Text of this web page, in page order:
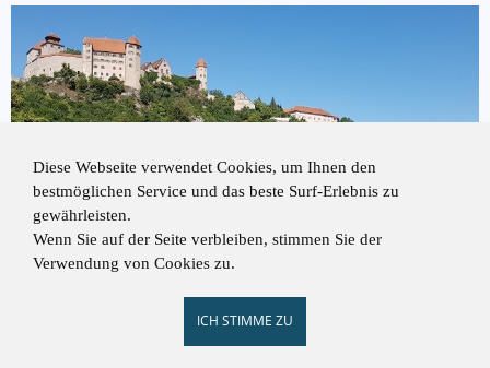
Diese Webseite verwendet Cookies, um Ihnen den
bestmöglichen Service und das beste Surf-Erlebnis zu
gewährleisten.
Wenn Sie auf der Seite verbleiben, stimmen Sie der
Verwendung von Cookies zu.
ICH STIMME ZU